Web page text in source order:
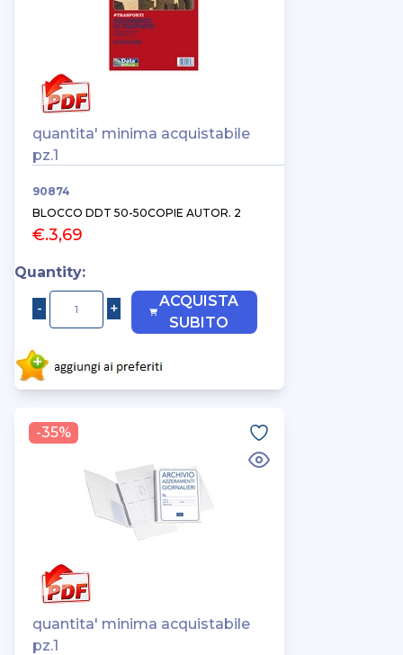
quantita' minima acquistabile
pz.1
90874
BLOCCO DDT 50-50COPIE AUTOR. 2
€.3,69
Quantity:
ACQUISTA
SUBITO
quantita' minima acquistabile
pz.1
-35%